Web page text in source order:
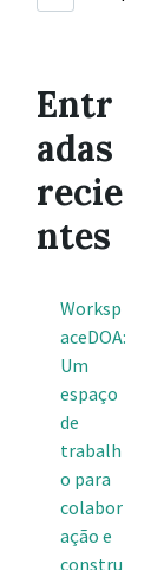
Entr
adas
recie
ntes
Worksp
aceDOA:
Um
espaço
de
trabalh
o para
colabor
ação e
constru